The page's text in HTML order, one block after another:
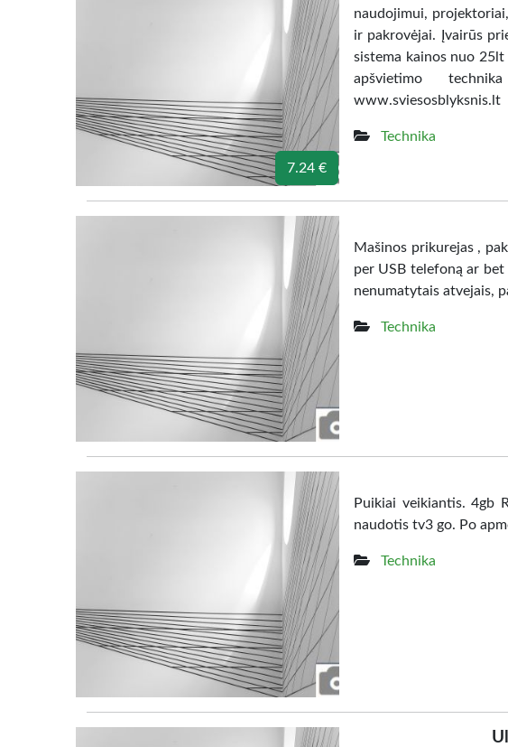
7.24 €
naudojimui,
ir pakrovėjai. Įvairūs
sistema kainos nuo
apšvietimo
www.sviesosblyksnis.lt
Technika
Mašinos prikurejas ,
per USB telefoną ar
nenumatytais atvejais,
Technika
Puikiai veikiantis. 4gb
naudotis tv3 go. Po
Technika